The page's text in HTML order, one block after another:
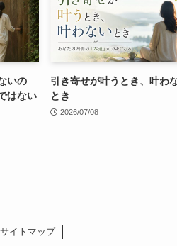
いの
はない
引き寄せが叶うとき、叶わ
とき
2026/07/08
イトマップ